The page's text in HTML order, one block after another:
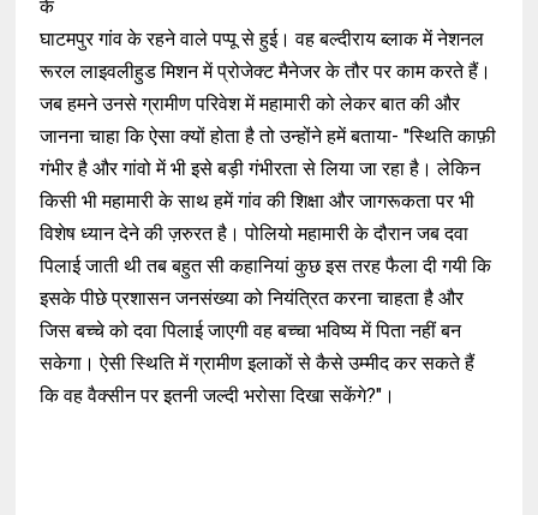
के
घाटमपुर गांव के रहने वाले पप्पू से हुई। वह बल्दीराय ब्लाक में नेशनल
रूरल लाइवलीहुड मिशन में प्रोजेक्ट मैनेजर के तौर पर काम करते हैं।
जब हमने उनसे ग्रामीण परिवेश में महामारी को लेकर बात की और
जानना चाहा कि ऐसा क्यों होता है तो उन्होंने हमें बताया- "स्थिति काफ़ी
गंभीर है और गांवो में भी इसे बड़ी गंभीरता से लिया जा रहा है। लेकिन
किसी भी महामारी के साथ हमें गांव की शिक्षा और जागरूकता पर भी
विशेष ध्यान देने की ज़रुरत है। पोलियो महामारी के दौरान जब दवा
पिलाई जाती थी तब बहुत सी कहानियां कुछ इस तरह फैला दी गयी कि
इसके पीछे प्रशासन जनसंख्या को नियंत्रित करना चाहता है और
जिस बच्चे को दवा पिलाई जाएगी वह बच्चा भविष्य में पिता नहीं बन
सकेगा। ऐसी स्थिति में ग्रामीण इलाकों से कैसे उम्मीद कर सकते हैं
कि वह वैक्सीन पर इतनी जल्दी भरोसा दिखा सकेंगे?"।